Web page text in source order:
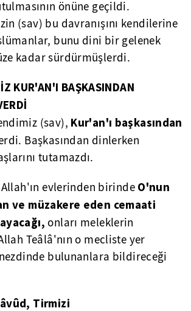
önüne geçildi.
(sav) bu davranışını kendilerine
bunu dini bir gelenek
kadar sürdürmüşlerdi.
KUR'AN'I BAŞKASINDAN
(sav), Kur'an'ı başkasından
Başkasından dinlerken
tutamazdı.
evlerinden birinde O'nun
ve müzakere eden cemaati
onları meleklerin
Teâlâ'nın o mecliste yer
bulunanlara bildireceği
Tirmizi